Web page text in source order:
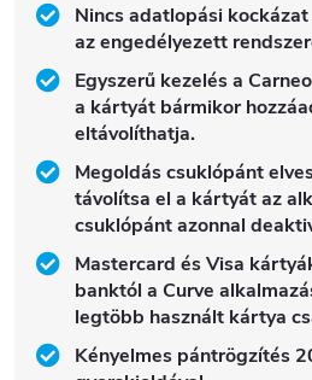
Nincs adatlopási
az engedélyezett
Egyszerű kezelés a
a kártyát bármikor
eltávolíthatja.
Megoldás csuklópánt
távolítsa el a kártyát az
csuklópánt azonnal
Mastercard és Visa
banktól a Curve
legtöbb használt kártya
Kényelmes pántrögzítés